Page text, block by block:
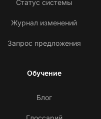
Статус системы
Журнал изменений
Запрос предложения
Обучение
Блог